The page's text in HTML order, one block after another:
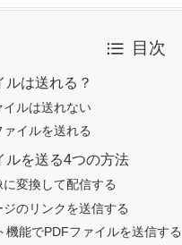
目次
は送れる？
ルは送れない
イルを送れる
ルを送る4つの方法
変換して配信する
のリンクを送信する
機能でPDFファイルを送信する